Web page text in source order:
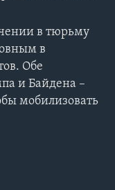
в тюрьму
в
Обе
и Байдена –
мобилизовать